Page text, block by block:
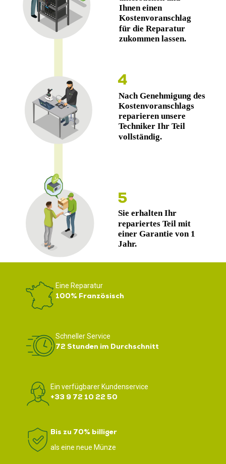
Eine Reparatur
100% Französisch
Schneller Service
72 Stunden im Durchschnitt
Ein verfügbarer Kundenservice
+33 9 72 10 22 50
Bis zu 70% billiger
als eine neue Münze